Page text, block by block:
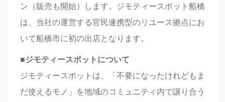
ン（販売も開始）します。ジモティースポット船橋
は、当社の運営する官民連携型のリユース拠点にお
いて船橋市に初の出店となります。
■ジモティースポットについて
ジモティースポットは、「不要になったけれどもま
だ使えるモノ」を地域のコミュニティ内で譲り合う